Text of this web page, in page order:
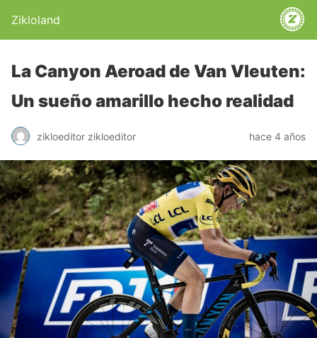
Zikloland
La Canyon Aeroad de Van Vleuten:
Un sueño amarillo hecho realidad
zikloeditor zikloeditor hace 4 años